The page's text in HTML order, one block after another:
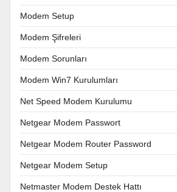
Modem Setup
Modem Şifreleri
Modem Sorunları
Modem Win7 Kurulumları
Net Speed Modem Kurulumu
Netgear Modem Passwort
Netgear Modem Router Password
Netgear Modem Setup
Netmaster Modem Destek Hattı